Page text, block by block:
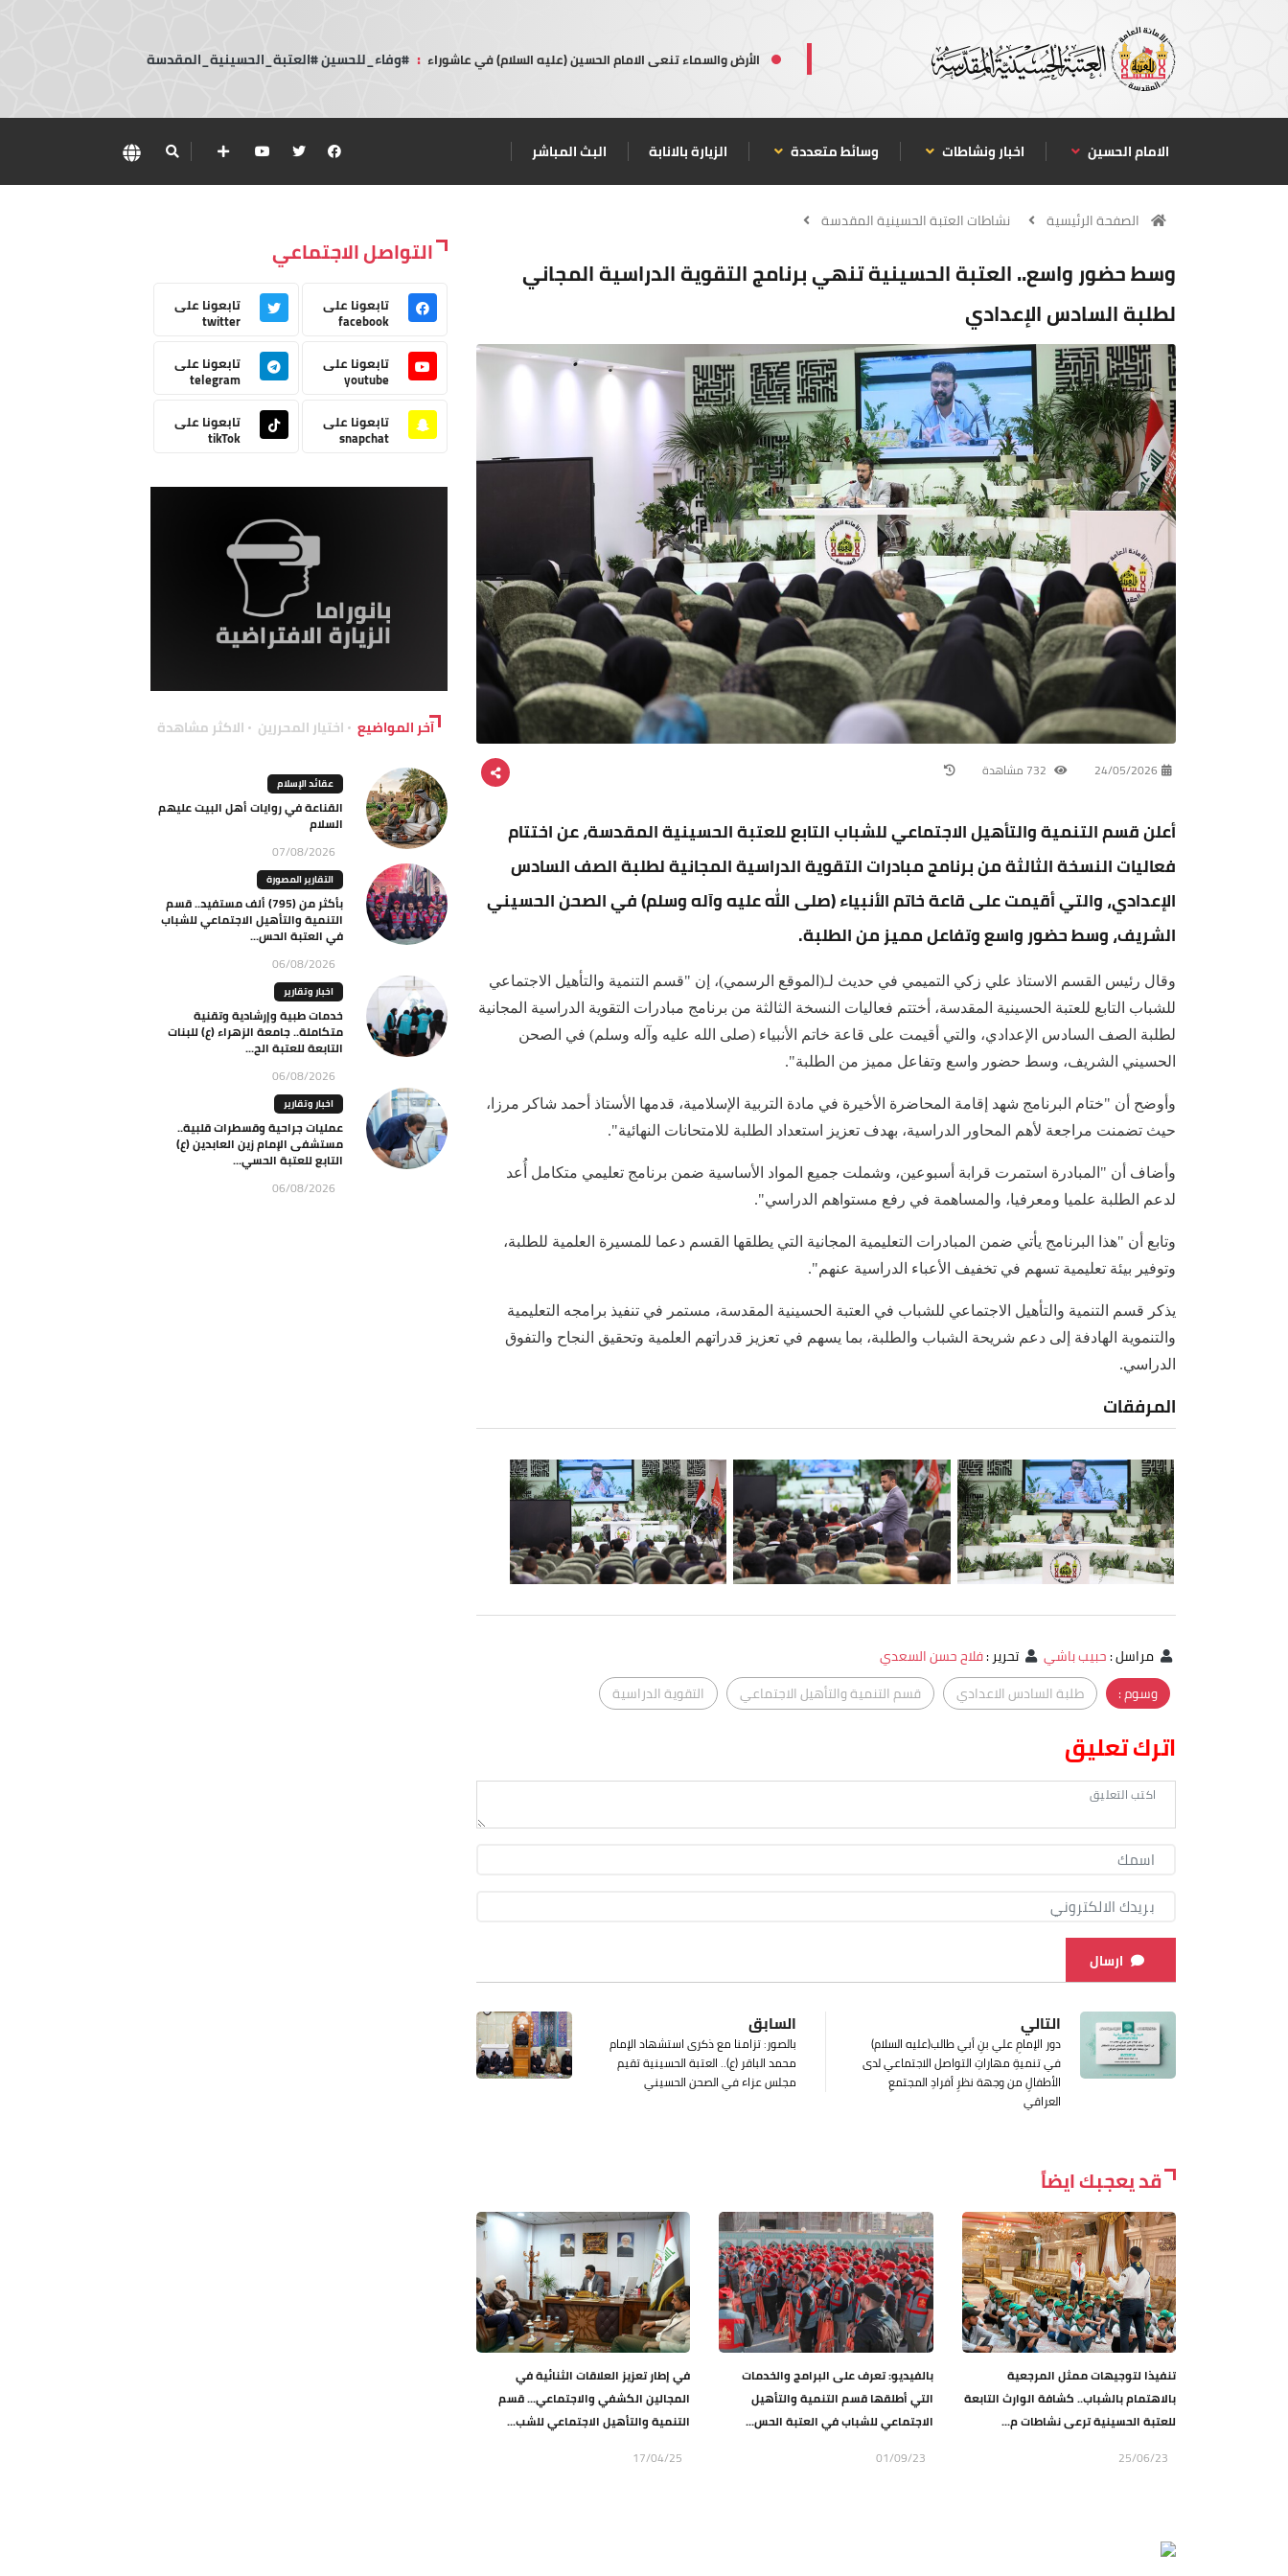
الأرض والسماء تنعى الامام الحسين (عليه السلام) في عاشوراء : #وفاء_للحسين #العتبة_الحسينية_المقدسة
الامام الحسين اخبار ونشاطات وسائط متعددة الزيارة بالانابة البث المباشر
الصفحة الرئيسية نشاطات العتبة الحسينية المقدسة
وسط حضور واسع.. العتبة الحسينية تنهي برنامج التقوية الدراسية المجاني
لطلبة السادس الإعدادي
24/05/2026
أعلن قسم التنمية والتأهيل الاجتماعي للشباب التابع للعتبة الحسينية المقدسة، عن اختتام
فعاليات النسخة الثالثة من برنامج مبادرات التقوية الدراسية المجانية لطلبة الصف السادس
الإعدادي، والتي أقيمت على قاعة خاتم الأنبياء (صلى الله عليه وآله وسلم) في الصحن الحسيني
الشريف، وسط حضور واسع وتفاعل مميز من الطلبة.
وقال رئيس القسم الاستاذ علي زكي التميمي في حديث لـ(الموقع الرسمي)، إن "قسم التنمية والتأهيل الاجتماعي
للشباب التابع للعتبة الحسينية المقدسة، أختتم فعاليات النسخة الثالثة من برنامج مبادرات التقوية الدراسية المجانية
لطلبة الصف السادس الإعدادي، والتي أقيمت على قاعة خاتم الأنبياء (صلى الله عليه وآله وسلم) في الصحن
الحسيني الشريف، وسط حضور واسع وتفاعل مميز من الطلبة".
وأوضح أن "ختام البرنامج شهد إقامة المحاضرة الأخيرة في مادة التربية الإسلامية، قدمها الأستاذ أحمد شاكر مرزا،
حيث تضمنت مراجعة لأهم المحاور الدراسية، بهدف تعزيز استعداد الطلبة للامتحانات النهائية".
وأضاف أن "المبادرة استمرت قرابة أسبوعين، وشملت جميع المواد الأساسية ضمن برنامج تعليمي متكامل أُعد
لدعم الطلبة علميا ومعرفيا، والمساهمة في رفع مستواهم الدراسي".
وتابع أن "هذا البرنامج يأتي ضمن المبادرات التعليمية المجانية التي يطلقها القسم دعما للمسيرة العلمية للطلبة،
وتوفير بيئة تعليمية تسهم في تخفيف الأعباء الدراسية عنهم".
يذكر قسم التنمية والتأهيل الاجتماعي للشباب في العتبة الحسينية المقدسة، مستمر في تنفيذ برامجه التعليمية
والتنموية الهادفة إلى دعم شريحة الشباب والطلبة، بما يسهم في تعزيز قدراتهم العلمية وتحقيق النجاح والتفوق
الدراسي.
المرفقات
مراسل:حبيب باشي تحرير:فلاح حسن السعدي
وسوم :
طلبة السادس الاعدادي قسم التنمية والتأهيل الاجتماعي التقوية الدراسية
اترك تعليق
ارسال
السابق
بالصور: تزامنا مع ذكرى استشهاد الإمام
محمد الباقر (ع).. العتبة الحسينية تقيم
مجلس عزاء في الصحن الحسيني
التالي
دور الإمامِ علي بنِ أبي طالب(عليه السلام)
في تنميةِ مهاراتِ التواصل الاجتماعي لدى
الأطفالِ من وجهة نظرِ أفرادِ المجتمعِ
العراقي
قد يعجبك ايضاً
تنفيذا لتوجيهات ممثل المرجعية
بالاهتمام بالشباب.. كشافة الوارث التابعة
للعتبة الحسينية ترعى نشاطات م...
25/06/23
بالفيديو: تعرف على البرامج والخدمات
التي أطلقها قسم التنمية والتأهيل
الاجتماعي للشباب في العتبة الحس...
01/09/23
في إطار تعزيز العلاقات الثنائية في
المجالين الكشفي والاجتماعي... قسم
التنمية والتأهيل الاجتماعي للشب...
17/04/25
التواصل الاجتماعي
تابعونا على
facebook
تابعونا على
twitter
تابعونا على
youtube
تابعونا على
telegram
تابعونا على
snapchat
تابعونا على
tikTok
آخر المواضيع اختيار المحررين الاكثر مشاهدة
عقائد الإسلام
القناعة في روايات أهل البيت عليهم
السلام
07/08/2026
التقارير المصورة
بأكثر من (795) ألف مستفيد.. قسم
التنمية والتأهيل الاجتماعي للشباب
في العتبة الحس...
06/08/2026
اخبار وتقارير
خدمات طبية وإرشادية وتقنية
متكاملة.. جامعة الزهراء (ع) للبنات
التابعة للعتبة الح...
06/08/2026
اخبار وتقارير
عمليات جراحية وقسطرات قلبية..
مستشفى الإمام زين العابدين (ع)
التابع للعتبة الحسي...
06/08/2026